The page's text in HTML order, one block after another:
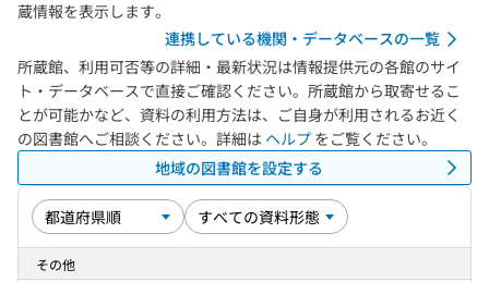
蔵情報を表示します。
連携している機関・データベースの一覧
所蔵館、利用可否等の詳細・最新状況は情報提供元の各館のサイ
ト・データベースで直接ご確認ください。所蔵館から取寄せるこ
とが可能かなど、資料の利用方法は、ご自身が利用されるお近く
の図書館へご相談ください。詳細は ヘルプ をご覧ください。
地域の図書館を設定する
その他